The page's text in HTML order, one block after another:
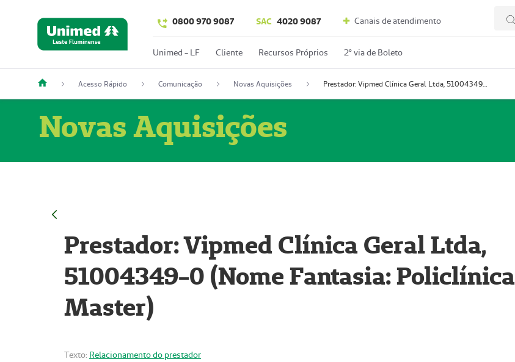
0800 970 9087 SAC 4020 9087 Canais de atendimento
Unimed - LF Cliente Recursos Próprios 2º via de Boleto
Acesso Rápido Comunicação Novas Aquisições Prestador: Vipmed Clínica Geral Ltda, 51004349-0 (Nome Fantasia: Policlínica Master)
Novas Aquisições
Prestador: Vipmed Clínica Geral Ltda,
51004349-0 (Nome Fantasia: Policlínica
Master)
Texto: Relacionamento do prestador